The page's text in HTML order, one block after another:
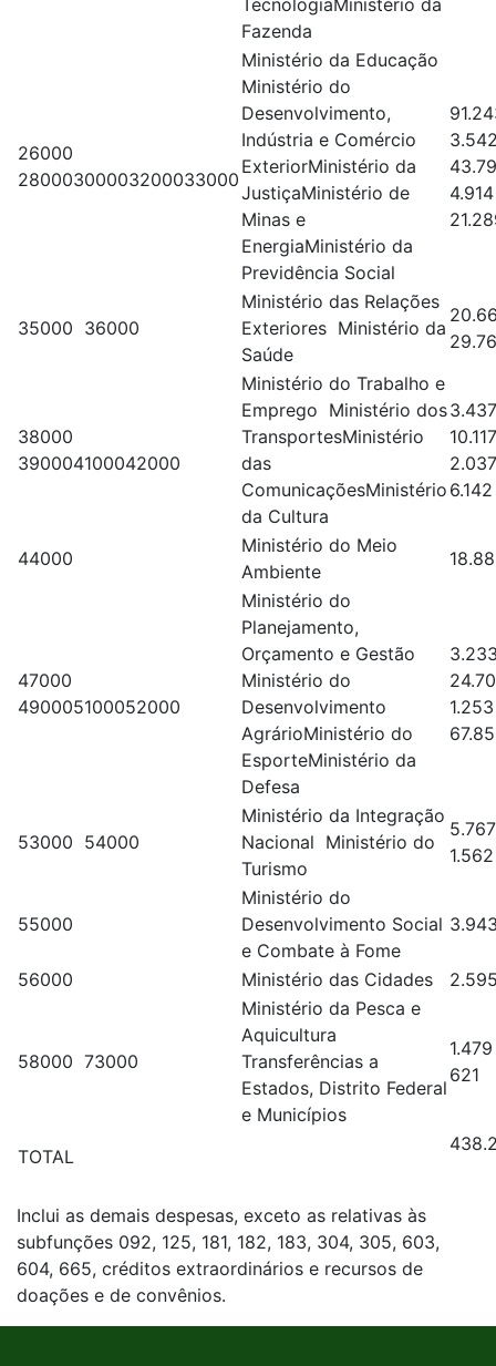
TecnologiaMinistério da
Fazenda
26000
28000300003200033000
Ministério da Educação
Ministério do
Desenvolvimento,
Indústria e Comércio
ExteriorMinistério da
JustiçaMinistério de
Minas e
EnergiaMinistério da
Previdência Social
4.914
35000 36000
Ministério das Relações
Exteriores Ministério da
Saúde
38000
390004100042000
Ministério do Trabalho e
Emprego Ministério dos
TransportesMinistério
das
ComunicaçõesMinistério
da Cultura
10.117
2.037
6.142
44000
Ministério do Meio
Ambiente
47000
490005100052000
Ministério do
Planejamento,
Orçamento e Gestão
Ministério do
Desenvolvimento
AgrárioMinistério do
EsporteMinistério da
Defesa
1.253
53000 54000
Ministério da Integração
Nacional Ministério do
Turismo
1.562
55000
Ministério do
Desenvolvimento Social
e Combate à Fome
56000 Ministério das Cidades
58000 73000
Ministério da Pesca e
Aquicultura
Transferências a
Estados, Distrito Federal
e Municípios
621
TOTAL
Inclui as demais despesas, exceto as relativas às
subfunções 092, 125, 181, 182, 183, 304, 305, 603,
604, 665, créditos extraordinários e recursos de
doações e de convênios.